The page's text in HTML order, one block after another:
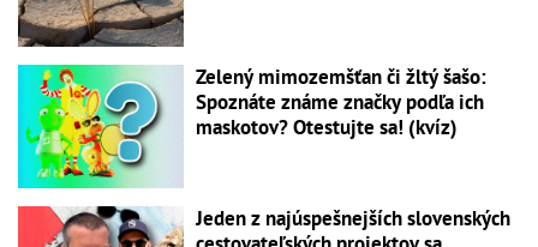
Zelený mimozemšťan či žltý šašo:
Spoznáte známe značky podľa ich
maskotov? Otestujte sa! (kvíz)
Jeden z najúspešnejších slovenských